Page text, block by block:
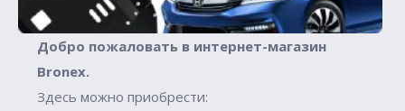
Добро пожаловать в интернет-магазин
Вronex.
Здесь можно приобрести: